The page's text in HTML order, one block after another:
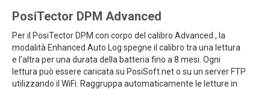
PosiTector DPM Advanced
Per il PosiTector DPM con corpo del calibro Advanced , la
modalità Enhanced Auto Log spegne il calibro tra una lettura
e l'altra per una durata della batteria fino a 8 mesi. Ogni
lettura può essere caricata su PosiSoft.net o su un server FTP
utilizzando il WiFi. Raggruppa automaticamente le letture in